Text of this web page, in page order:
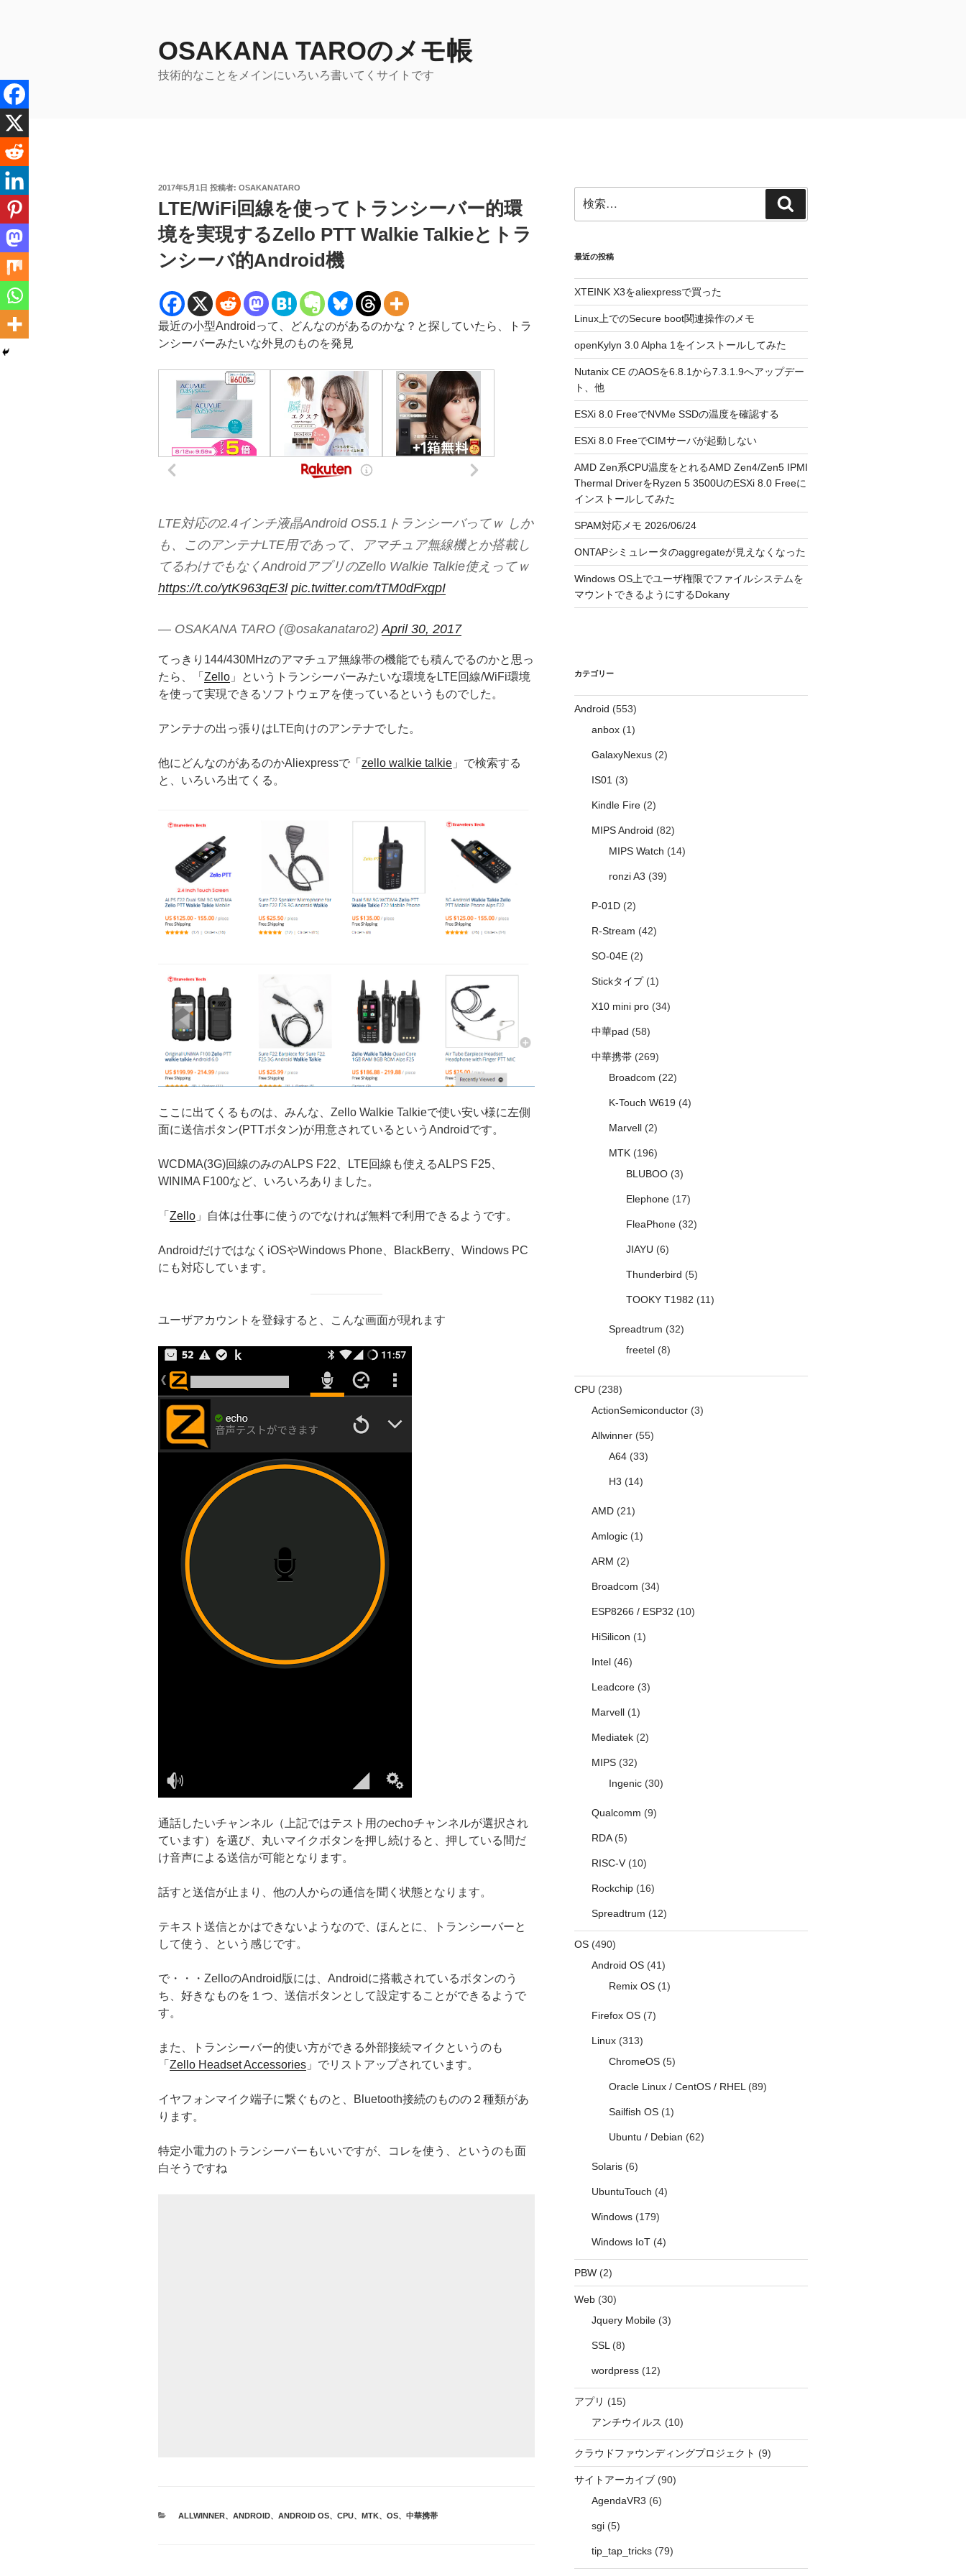
へ
ス
キ
プ
OSAKANA TAROのメモ帳
技術的なことをメインにいろいろ書いてくサイトです
投
2017年5月1日 投稿者: OSAKANATARO
LTE/WiFi回線を使ってトランシーバー的環
境を実現するZello PTT Walkie Talkieとトラ
ンシーバ的Android機
最近の小型Androidって、どんなのがあるのかな？と探していたら、トラ
ンシーバーみたいな外見のものを発見
LTE対応の2.4インチ液晶Android OS5.1トランシーバってｗ しか
も、このアンテナLTE用であって、アマチュア無線機とか搭載し
てるわけでもなくAndroidアプリのZello Walkie Talkie使えってｗ
https://t.co/ytK963qE3l pic.twitter.com/tTM0dFxgpI
— OSAKANA TARO (@osakanataro2)April 30, 2017
てっきり144/430MHzのアマチュア無線帯の機能でも積んでるのかと思っ
たら、「 Zello 」というトランシーバーみたいな環境をLTE回線/WiFi環境
を使って実現できるソフトウェアを使っているというものでした。
アンテナの出っ張りはLTE向けのアンテナでした。
他にどんなのがあるのかAliexpressで「 zello walkie talkie 」で検索する
と、いろいろ出てくる。
ここに出てくるものは、みんな、Zello Walkie Talkieで使い安い様に左側
面に送信ボタン(PTTボタン)が用意されているというAndroidです。
WCDMA(3G)回線のみのALPS F22、LTE回線も使えるALPS F25、
WINIMA F100など、いろいろありました。
「 Zello 」自体は仕事に使うのでなければ無料で利用できるようです。
AndroidだけではなくiOSやWindows Phone、BlackBerry、Windows PC
にも対応しています。
ユーザアカウントを登録すると、こんな画面が現れます
通話したいチャンネル（上記ではテスト用のechoチャンネルが選択され
ています）を選び、丸いマイクボタンを押し続けると、押している間だ
け音声による送信が可能となります。
話すと送信が止まり、他の人からの通信を聞く状態となります。
テキスト送信とかはできないようなので、ほんとに、トランシーバーと
して使う、という感じです。
で・・・ZelloのAndroid版には、Androidに搭載されているボタンのう
ち、好きなものを１つ、送信ボタンとして設定することができるようで
す。
また、トランシーバー的使い方ができる外部接続マイクというのも
「 Zello Headset Accessories 」でリストアップされています。
イヤフォンマイク端子に繋ぐものと、Bluetooth接続のものの２種類があ
ります。
特定小電力のトランシーバーもいいですが、コレを使う、というのも面
白そうですね
カ
ALLWINNER、 ANDROID、 ANDROID OS、 CPU、 MTK、 OS、 中華携帯
索:
索
最近の投稿
XTEINK X3をaliexpressで買った
Linux上でのSecure boot関連操作のメモ
openKylyn 3.0 Alpha 1をインストールしてみた
Nutanix CE のAOSを6.8.1から7.3.1.9へアップデー
ト、他
ESXi 8.0 FreeでNVMe SSDの温度を確認する
ESXi 8.0 FreeでCIMサーバが起動しない
AMD Zen系CPU温度をとれるAMD Zen4/Zen5 IPMI
Thermal DriverをRyzen 5 3500UのESXi 8.0 Freeに
インストールしてみた
SPAM対応メモ 2026/06/24
ONTAPシミュレータのaggregateが見えなくなった
Windows OS上でユーザ権限でファイルシステムを
マウントできるようにするDokany
カテゴリー
Android (553)
anbox(1)
GalaxyNexus(2)
IS01(3)
Kindle Fire(2)
MIPS Android (82)
MIPS Watch (14)
ronzi A3 (39)
P-01D(2)
R-Stream (42)
SO-04E(2)
Stickタイプ(1)
X10 mini pro(34)
中華pad (58)
中華携帯(269)
Broadcom (22)
K-Touch W619(4)
Marvell(2)
MTK(196)
BLUBOO(3)
Elephone(17)
FleaPhone(32)
JIAYU (6)
Thunderbird (5)
TOOKY T1982 (11)
Spreadtrum (32)
freetel(8)
CPU (238)
ActionSemiconductor(3)
Allwinner(55)
A64(33)
H3 (14)
AMD(21)
Amlogic(1)
ARM (2)
Broadcom (34)
ESP8266 / ESP32 (10)
HiSilicon (1)
Intel(46)
Leadcore(3)
Marvell(1)
Mediatek(2)
MIPS(32)
Ingenic(30)
Qualcomm (9)
RDA(5)
RISC-V(10)
Rockchip(16)
Spreadtrum (12)
OS(490)
Android OS(41)
Remix OS(1)
Firefox OS(7)
Linux(313)
ChromeOS(5)
Oracle Linux / CentOS / RHEL(89)
Sailfish OS(1)
Ubuntu / Debian (62)
Solaris(6)
UbuntuTouch (4)
Windows(179)
Windows IoT(4)
PBW(2)
Web(30)
Jquery Mobile(3)
SSL(8)
wordpress(12)
アプリ (15)
アンチウイルス (10)
クラウドファウンディングプロジェクト (9)
サイトアーカイブ(90)
AgendaVR3 (6)
sgi(5)
tip_tap_tricks(79)